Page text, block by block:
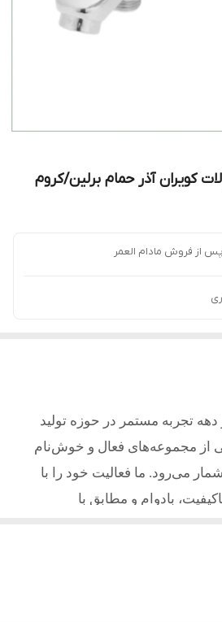
کویران آذر حمام برلین/کروم
دهه تجربه مستمر در حوزه تولید
از مجموعه‌های فعال و خوش‌نام
می‌رود. ما فعالیت خود را با
بادوام و مطابق با
از مطلوب ترین تولیدکنندگان در